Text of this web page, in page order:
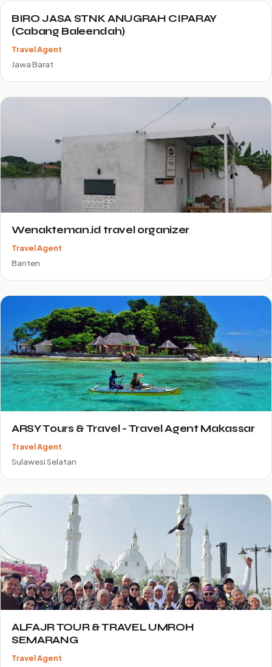
BIRO JASA STNK ANUGRAH CIPARAY
(Cabang Baleendah)
Travel Agent
Jawa Barat
Wenakteman.id travel organizer
Travel Agent
Banten
ARSY Tours & Travel - Travel Agent Makassar
Travel Agent
Sulawesi Selatan
ALFAJR TOUR & TRAVEL UMROH
SEMARANG
Travel Agent